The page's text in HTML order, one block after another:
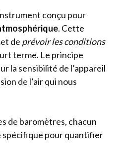
conçu pour
. Cette
de prévoir les conditions
terme. Le principe
la sensibilité de l’appareil
de l’air qui nous
de baromètres, chacun
spécifique pour quantifier